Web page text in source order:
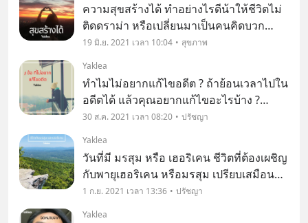
ความสุขสร้างได้ ทำอย่างไรดีน้าให้ชีวิตไม่
ติดดราม่า หรือเปลี่ยนมาเป็นคนคิดบวก
เพราะสิ่งเหล่านี้ล้วนแล้วแต่ทำให้ชีวิตมี
ความสุขขึ้น วันนี้จะมาแนะนำวิธีต่างๆ ที่
ทำให้คุณเป็นคนใหม่ไฉไลกว่าเก่า เพราะ
คนคิดบวก
19 มิ.ย. 2021 เวลา 10:04
สุขภาพ
Yaklea
ทำไมไม่อยากแก้ไขอดีต ? ถ้าย้อนเวลาไปใน
อดีตได้ แล้วคุณอยากแก้ไขอะไรบ้าง ?
คำถามนี้อาจจะเคยได้ยินกันบ่อยๆ และคุ้นหู
กันดี มันเป็นคำถาม ที่ใครต่อใครถามเรามา
มากอยู่เหมือนกัน แต่เราจะยังคงยืนยันคำ
ตอบเดิม ห
30 ส.ค. 2021 เวลา 08:20
ปรัชญา
Yaklea
วันที่มี มรสุม หรือ เฮอริเคน ชีวิตที่ต้องเผชิญ
กับพายุเฮอริเคน หรือมรสุม เปรียบเสมือน
ชีวิตปัจจุบัน ที่ต้องเผชิญกับปัญหา ที่ถาโถม
เข้ามาแบบใส่ไม่หยุด ฉุดไม่อยู่ ที่มนุษย์ต้อง
1 ก.ย. 2021 เวลา 13:36
ปรัชญา
Yaklea